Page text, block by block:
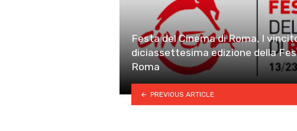
Festa del Cinema di Roma, I
diciassettesima edizione della
Roma
PREVIOUS ARTICLE